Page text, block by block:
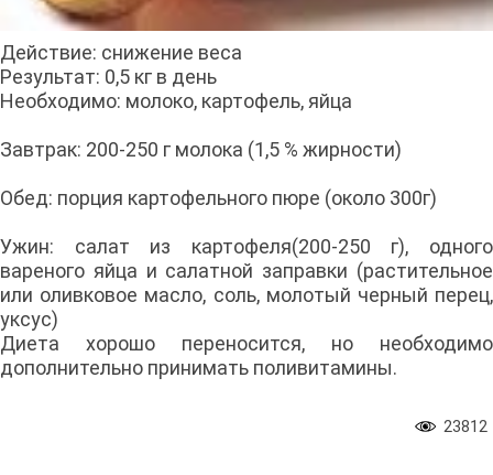
Действие: снижение веса
Результат: 0,5 кг в день
Необходимо: молоко, картофель, яйца
Завтрак: 200-250 г молока (1,5 % жирности)
Обед: порция картофельного пюре (около 300г)
Ужин: салат из картофеля(200-250 г), одного
вареного яйца и салатной заправки (растительное
или оливковое масло, соль, молотый черный перец,
уксус)
Диета хорошо переносится, но необходимо
дополнительно принимать поливитамины.
23812